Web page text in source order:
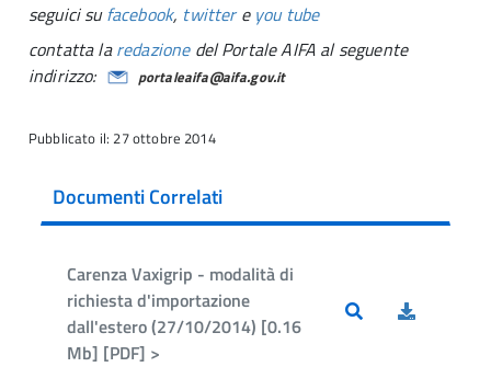
seguici sufacebook, twittere you tube
contatta laredazionedel Portale AIFA al seguente
indirizzo:
portaleaifa@aifa.gov.it
Pubblicato il: 27 ottobre 2014
Documenti Correlati
Carenza Vaxigrip - modalità di
richiesta d'importazione
dall'estero (27/10/2014) [0.16
Mb] [PDF] >